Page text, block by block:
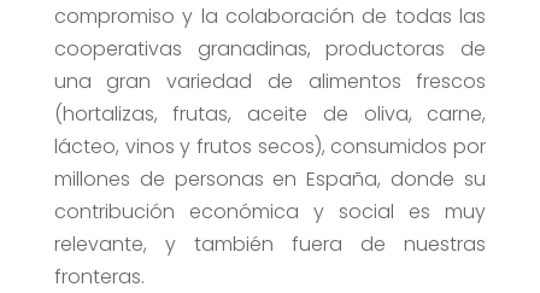
compromiso y la colaboración de todas las
cooperativas granadinas, productoras de
una gran variedad de alimentos frescos
(hortalizas, frutas, aceite de oliva, carne,
lácteo, vinos y frutos secos), consumidos por
millones de personas en España, donde su
contribución económica y social es muy
relevante, y también fuera de nuestras
fronteras.